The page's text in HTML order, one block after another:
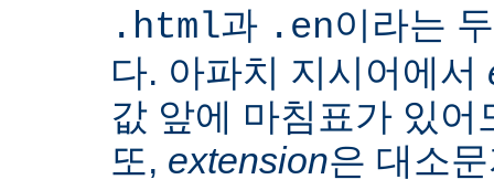
.html과 .en이라는
다. 아파치 지시어에서
값 앞에 마침표가 있
또, extension은 대소